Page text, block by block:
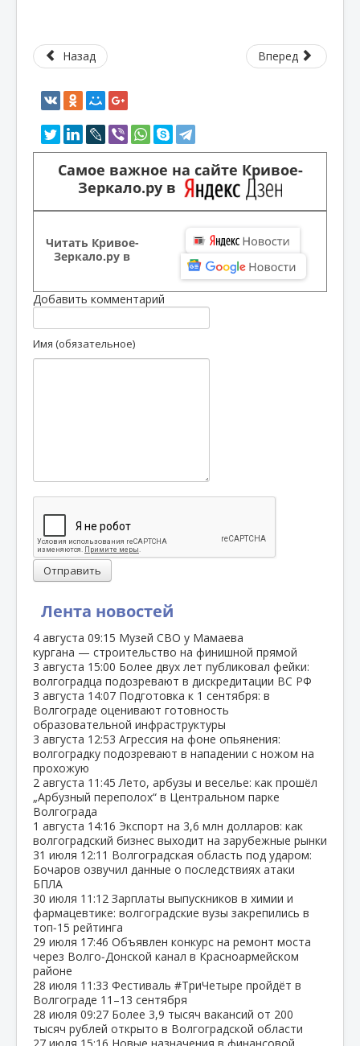
Лента новостей
4 августа 09:15 Музей СВО у Мамаева
кургана — строительство на финишной прямой
3 августа 15:00 Более двух лет публиковал фейки:
волгоградца подозревают в дискредитации ВС РФ
3 августа 14:07 Подготовка к 1 сентября: в
Волгограде оценивают готовность
образовательной инфраструктуры
3 августа 12:53 Агрессия на фоне опьянения:
волгоградку подозревают в нападении с ножом на
прохожую
2 августа 11:45 Лето, арбузы и веселье: как прошёл
„Арбузный переполох“ в Центральном парке
Волгограда
1 августа 14:16 Экспорт на 3,6 млн долларов: как
волгоградский бизнес выходит на зарубежные рынки
31 июля 12:11 Волгоградская область под ударом:
Бочаров озвучил данные о последствиях атаки
БПЛА
30 июля 11:12 Зарплаты выпускников в химии и
фармацевтике: волгоградские вузы закрепились в
топ‑15 рейтинга
29 июля 17:46 Объявлен конкурс на ремонт моста
через Волго‑Донской канал в Красноармейском
районе
28 июля 11:33 Фестиваль #ТриЧетыре пройдёт в
Волгограде 11–13 сентября
28 июля 09:27 Более 3,9 тысяч вакансий от 200
тысяч рублей открыто в Волгоградской области
Назад Вперед
Самое важное на сайте Кривое-
Зеркало.ру в
Читать Кривое-
Зеркало.ру в
Добавить комментарий
Имя (обязательное)
Отправить